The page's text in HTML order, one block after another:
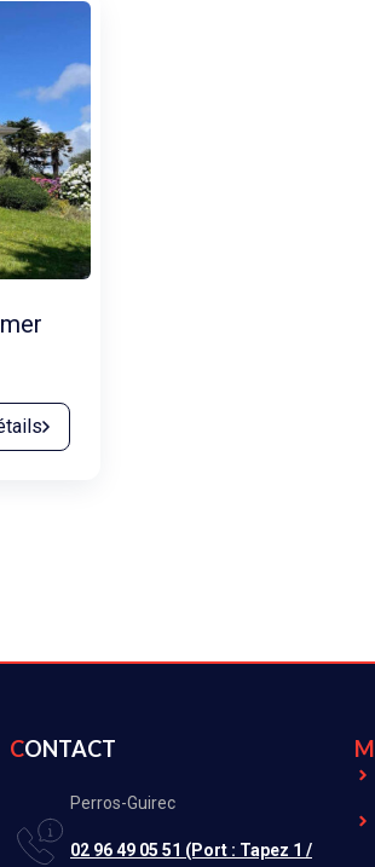
CONTACT
Perros-Guirec
02 96 49 05 51 (Port : Tapez 1 /